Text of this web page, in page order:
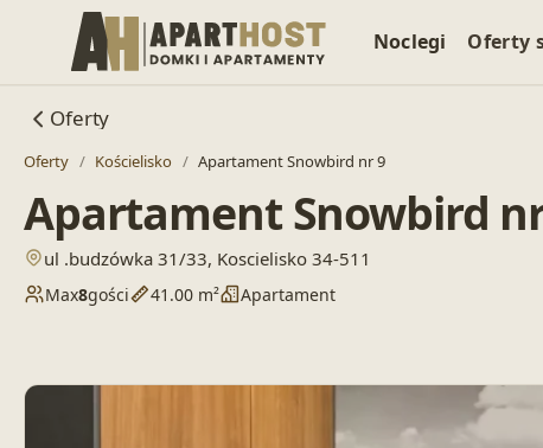
Noclegi Oferty
Oferty
Oferty / Kościelisko / Apartament Snowbird nr 9
Apartament Snowbird
ul .budzówka 31/33, Koscielisko 34-511
— otwiera lokalizację w Google Maps
Max8gości 41.00 m² Apartament